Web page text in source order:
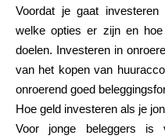
Neem
Voordat je gaat
welke opties er zijn en
doelen. Investeren in
van het kopen van
onroerend goed
Hoe geld investeren als je
Voor jonge beleggers is